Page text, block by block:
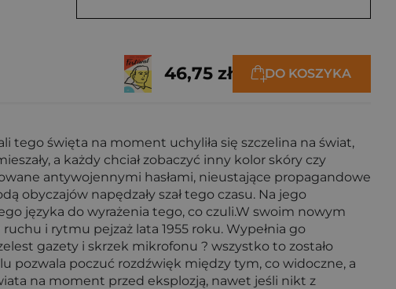
46,75 zł DO KOSZYKA
tego święta na moment uchyliła się szczelina na świat,
a każdy chciał zobaczyć inny kolor skóry czy
antywojennymi hasłami, nieustające propagandowe
obyczajów napędzały szał tego czasu. Na jego
języka do wyrażenia tego, co czuli.W swoim nowym
i rytmu pejzaż lata 1955 roku. Wypełnia go
gazety i skrzek mikrofonu ? wszystko to zostało
pozwala poczuć rozdźwięk między tym, co widoczne, a
na moment przed eksplozją, nawet jeśli nikt z